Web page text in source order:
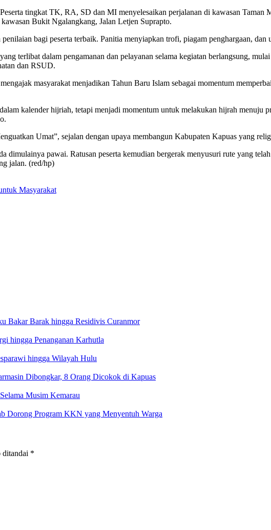
tingkat TK, RA, SD dan MI menyelesaikan perjalanan di kawasan Taman
Bukit Ngalangkang, Jalan Letjen Suprapto.
bagi peserta terbaik. Panitia menyiapkan trofi, piagam penghargaan,
terlibat dalam pengamanan dan pelayanan selama kegiatan berlangsung,
dan RSUD.
masyarakat menjadikan Tahun Baru Islam sebagai momentum
kalender hijriah, tetapi menjadi momentum untuk melakukan hijrah menuju
Umat”, sejalan dengan upaya membangun Kabupaten Kapuas yang
dimulainya pawai. Ratusan peserta kemudian bergerak menyusuri rute yang
jalan. (red/hp)
Masyarakat
Bakar Barak hingga Residivis Curanmor
hingga Penanganan Karhutla
hingga Wilayah Hulu
Dibongkar, 8 Orang Dicokok di Kapuas
Musim Kemarau
Dorong Program KKN yang Menyentuh Warga
ditandai *